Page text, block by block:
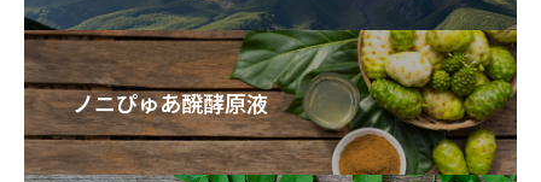
ノニぴゅあ醗酵原液